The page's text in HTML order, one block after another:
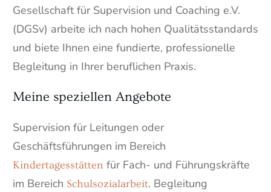
Gesellschaft für Supervision und Coaching e.V.
(DGSv) arbeite ich nach hohen Qualitätsstandards
und biete Ihnen eine fundierte, professionelle
Begleitung in Ihrer beruflichen Praxis.
Meine speziellen Angebote
Supervision für Leitungen oder
Geschäftsführungen im Bereich
Kindertagesstätten für Fach- und Führungskräfte
im Bereich Schulsozialarbeit. Begleitung